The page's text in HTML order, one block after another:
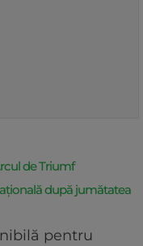
de Triumf
după jumătatea
pentru